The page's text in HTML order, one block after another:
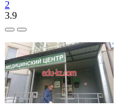
2
3.9